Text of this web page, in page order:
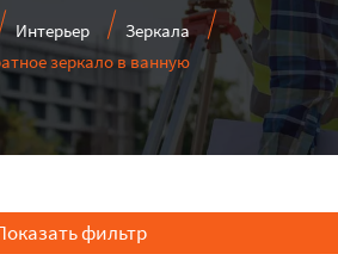
Интерьер
Зеркала
зеркало в ванную
фильтр